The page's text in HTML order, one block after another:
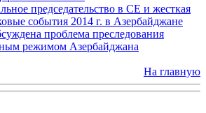
председательство в СЕ и жесткая
события 2014 г. в Азербайджане
проблема преследования
режимом Азербайджана
На главную